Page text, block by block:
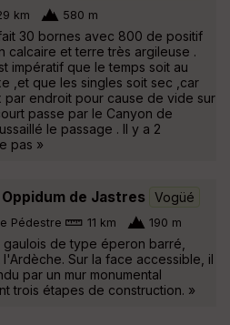
km 580 m
30 bornes avec 800 de positif
calcaire et terre très argileuse .
impératif que le temps soit au
,et que les singles soit sec ,car
endroit pour cause de vide sur
passe par le Canyon de
le passage . Il y a 2
pas »
Oppidum de Jastres Vogüé
Pédestre 11 km 190 m
gaulois de type éperon barré,
l'Ardèche. Sur la face accessible, il
par un mur monumental
trois étapes de construction. »